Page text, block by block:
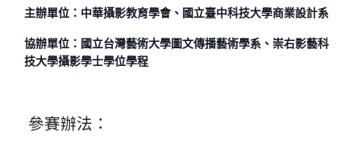
主辦單位：中華攝影教育學會、國立臺中科技大學商業設計系
協辦單位：國立台灣藝術大學圖文傳播藝術學系、崇右影藝科
技大學攝影學士學位學程
參賽辦法：